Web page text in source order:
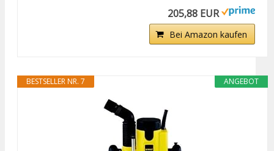
205,88 EUR
Bei Amazon kaufen
ANGEBOT
BESTSELLER NR. 7